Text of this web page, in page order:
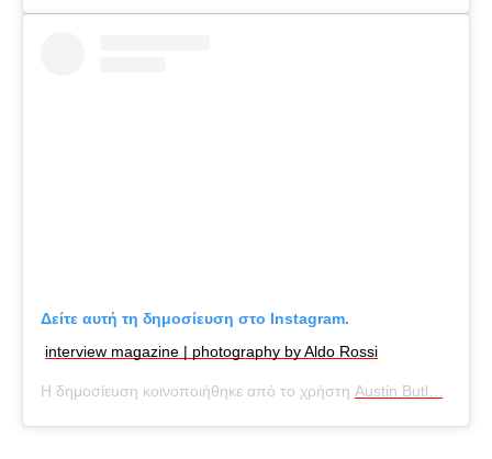
Δείτε αυτή τη δημοσίευση στο Instagram.
interview magazine | photography by Aldo Rossi
Η δημοσίευση κοινοποιήθηκε από το χρήστη Austin Butler